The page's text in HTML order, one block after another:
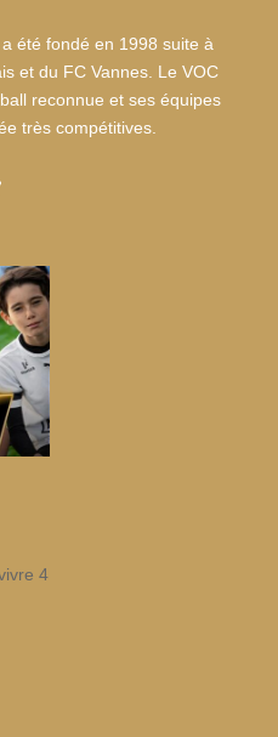
été fondé en 1998 suite à
et du FC Vannes. Le VOC
reconnue et ses équipes
très compétitives.
4